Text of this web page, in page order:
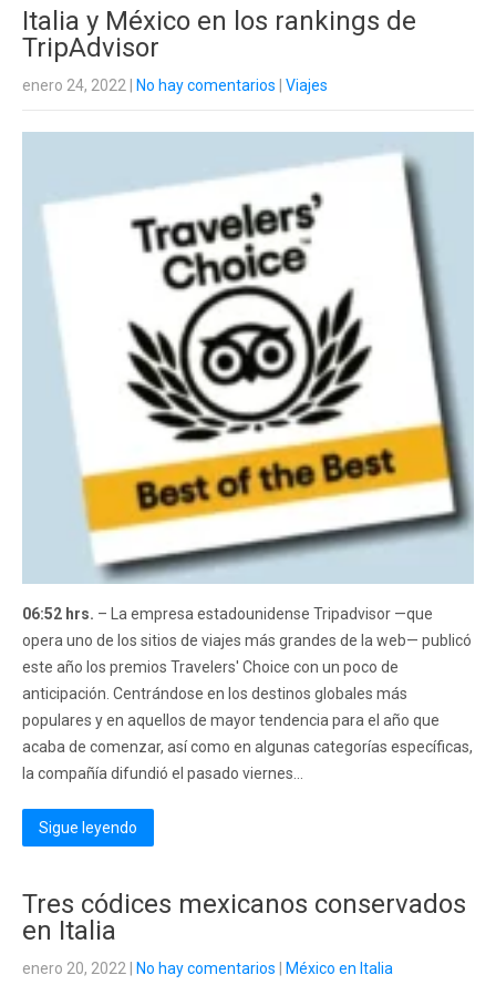
Italia y México en los rankings de
TripAdvisor
enero 24, 2022 No hay comentarios Viajes
06:52 hrs. – La empresa estadounidense Tripadvisor —que
opera uno de los sitios de viajes más grandes de la web— publicó
este año los premios Travelers' Choice con un poco de
anticipación. Centrándose en los destinos globales más
populares y en aquellos de mayor tendencia para el año que
acaba de comenzar, así como en algunas categorías específicas,
la compañía difundió el pasado viernes...
Sigue leyendo
Tres códices mexicanos conservados
en Italia
enero 20, 2022 No hay comentarios México en Italia